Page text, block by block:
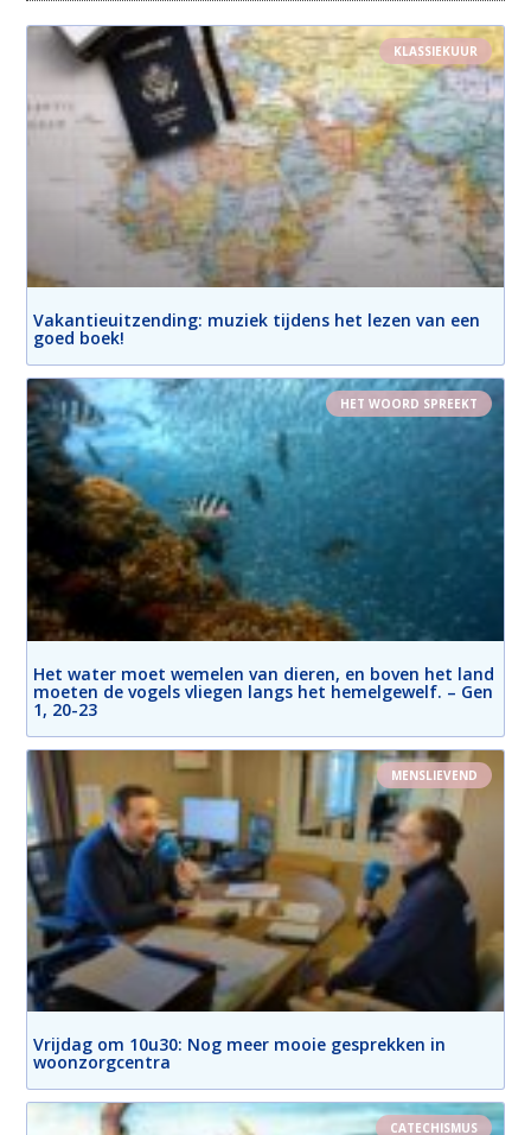
KLASSIEKUUR
Vakantieuitzending: muziek tijdens het lezen van een
goed boek!
HET WOORD SPREEKT
Het water moet wemelen van dieren, en boven het land
moeten de vogels vliegen langs het hemelgewelf. – Gen
1, 20-23
MENSLIEVEND
Vrijdag om 10u30: Nog meer mooie gesprekken in
woonzorgcentra
CATECHISMUS